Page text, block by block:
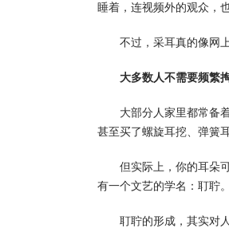
睡着，连视频外的观众，
不过，采耳真的像网
大多数人不需要频繁
大部分人家里都常备
甚至买了螺旋耳挖、弹簧
但实际上，你的耳朵
有一个文艺的学名：耵聍。
耵聍的形成，其实对